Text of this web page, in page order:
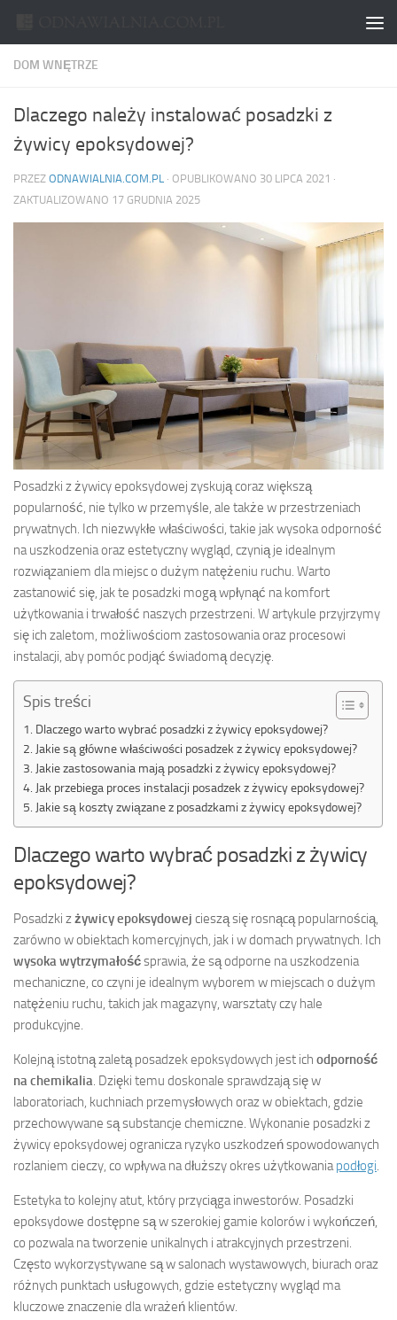
DOM WNĘTRZE
Dlaczego należy instalować posadzki z
żywicy epoksydowej?
PRZEZ ODNAWIALNIA.COM.PL · OPUBLIKOWANO 30 LIPCA 2021 ·
ZAKTUALIZOWANO 17 GRUDNIA 2025
Posadzki z żywicy epoksydowej zyskują coraz większą
popularność, nie tylko w przemyśle, ale także w przestrzeniach
prywatnych. Ich niezwykłe właściwości, takie jak wysoka odporność
na uszkodzenia oraz estetyczny wygląd, czynią je idealnym
rozwiązaniem dla miejsc o dużym natężeniu ruchu. Warto
zastanowić się, jak te posadzki mogą wpłynąć na komfort
użytkowania i trwałość naszych przestrzeni. W artykule przyjrzymy
się ich zaletom, możliwościom zastosowania oraz procesowi
instalacji, aby pomóc podjąć świadomą decyzję.
Spis treści
Dlaczego warto wybrać posadzki z żywicy epoksydowej?
Jakie są główne właściwości posadzek z żywicy epoksydowej?
Jakie zastosowania mają posadzki z żywicy epoksydowej?
Jak przebiega proces instalacji posadzek z żywicy epoksydowej?
Jakie są koszty związane z posadzkami z żywicy epoksydowej?
Dlaczego warto wybrać posadzki z żywicy
epoksydowej?
Posadzki zżywicy epoksydowej cieszą się rosnącą popularnością,
zarówno w obiektach komercyjnych, jak i w domach prywatnych. Ich
wysoka wytrzymałośćsprawia, że są odporne na uszkodzenia
mechaniczne, co czyni je idealnym wyborem w miejscach o dużym
natężeniu ruchu, takich jak magazyny, warsztaty czy hale
produkcyjne.
Kolejną istotną zaletą posadzek epoksydowych jest ich odporność
na chemikalia. Dzięki temu doskonale sprawdzają się w
laboratoriach, kuchniach przemysłowych oraz w obiektach, gdzie
przechowywane są substancje chemiczne. Wykonanie posadzki z
żywicy epoksydowej ogranicza ryzyko uszkodzeń spowodowanych
rozlaniem cieczy, co wpływa na dłuższy okres użytkowaniapodłogi.
Estetyka to kolejny atut, który przyciąga inwestorów. Posadzki
epoksydowe dostępne są w szerokiej gamie kolorów i wykończeń,
co pozwala na tworzenie unikalnych i atrakcyjnych przestrzeni.
Często wykorzystywane są w salonach wystawowych, biurach oraz
różnych punktach usługowych, gdzie estetyczny wygląd ma
kluczowe znaczenie dla wrażeń klientów.